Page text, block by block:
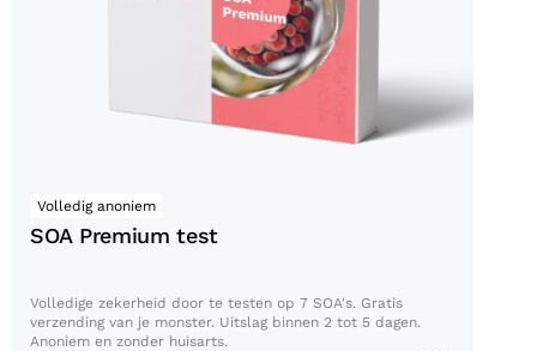
Volledig anoniem
SOA Premium test
Volledige zekerheid door te testen op 7 SOA's. Gratis
verzending van je monster. Uitslag binnen 2 tot 5 dagen.
Anoniem en zonder huisarts.